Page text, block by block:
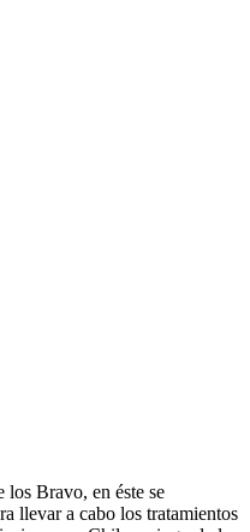
Bravo, en éste se
llevar a cabo los tratamientos